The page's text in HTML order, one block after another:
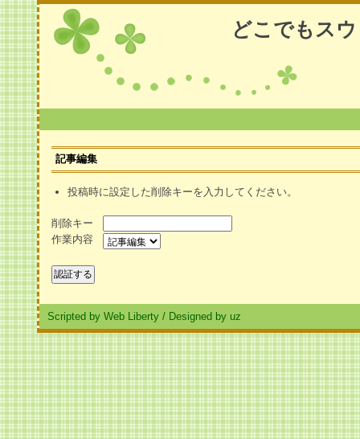
どこでもス
記事編集
投稿時に設定した削除キーを入力してください。
削除キー
作業内容
Scripted by Web Liberty / Designed by uz